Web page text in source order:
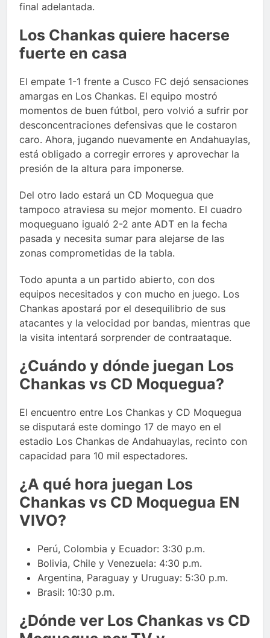
final adelantada.
Los Chankas quiere hacerse
fuerte en casa
El empate 1-1 frente a Cusco FC dejó sensaciones
amargas en Los Chankas. El equipo mostró
momentos de buen fútbol, pero volvió a sufrir por
desconcentraciones defensivas que le costaron
caro. Ahora, jugando nuevamente en Andahuaylas,
está obligado a corregir errores y aprovechar la
presión de la altura para imponerse.
Del otro lado estará un CD Moquegua que
tampoco atraviesa su mejor momento. El cuadro
moqueguano igualó 2-2 ante ADT en la fecha
pasada y necesita sumar para alejarse de las
zonas comprometidas de la tabla.
Todo apunta a un partido abierto, con dos
equipos necesitados y con mucho en juego. Los
Chankas apostará por el desequilibrio de sus
atacantes y la velocidad por bandas, mientras que
la visita intentará sorprender de contraataque.
¿Cuándo y dónde juegan Los
Chankas vs CD Moquegua?
El encuentro entre Los Chankas y CD Moquegua
se disputará este domingo 17 de mayo en el
estadio Los Chankas de Andahuaylas, recinto con
capacidad para 10 mil espectadores.
¿A qué hora juegan Los
Chankas vs CD Moquegua EN
VIVO?
Perú, Colombia y Ecuador: 3:30 p.m.
Bolivia, Chile y Venezuela: 4:30 p.m.
Argentina, Paraguay y Uruguay: 5:30 p.m.
Brasil: 10:30 p.m.
¿Dónde ver Los Chankas vs CD